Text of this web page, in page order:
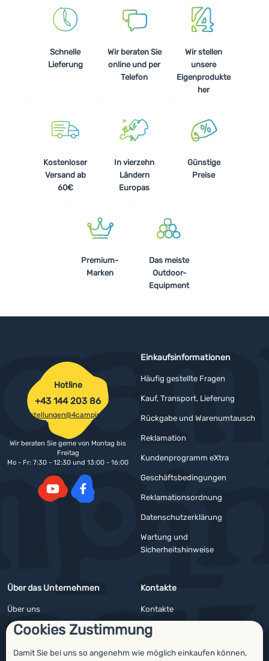
Cookies Zustimmung
Damit Sie bei uns so angenehm wie möglich einkaufen können,
Schnelle
Lieferung
Wir beraten Sie
online und per
Telefon
Wir stellen
unsere
Eigenprodukte
her
Kostenloser
Versand ab
60€
In vierzehn
Ländern
Europas
Günstige
Preise
Premium-
Marken
Das meiste
Outdoor-
Equipment
Einkaufsinformationen
Häufig gestellte Fragen
Kauf, Transport, Lieferung
Rückgabe und Warenumtausch
Reklamation
Kundenprogramm eXtra
Geschäftsbedingungen
Reklamationsordnung
Datenschutzerklärung
Wartung und
Sicherheitshinweise
Über das Unternehmen
Über uns
Impressum
4camping4nature
Kontakte
Kontakte
Angebote für Firmen und Vereine
Newsletter
Hotline
+43 144 203 86
bestellungen@4camping.at
Wir beraten Sie gerne von Montag bis
Freitag
Mo - Fr: 7:30 - 12:30 und 13:00 - 16:00